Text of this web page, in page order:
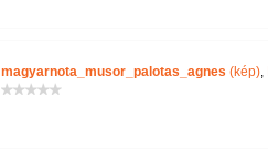
magyarnota_musor_palotas_agnes (kép),